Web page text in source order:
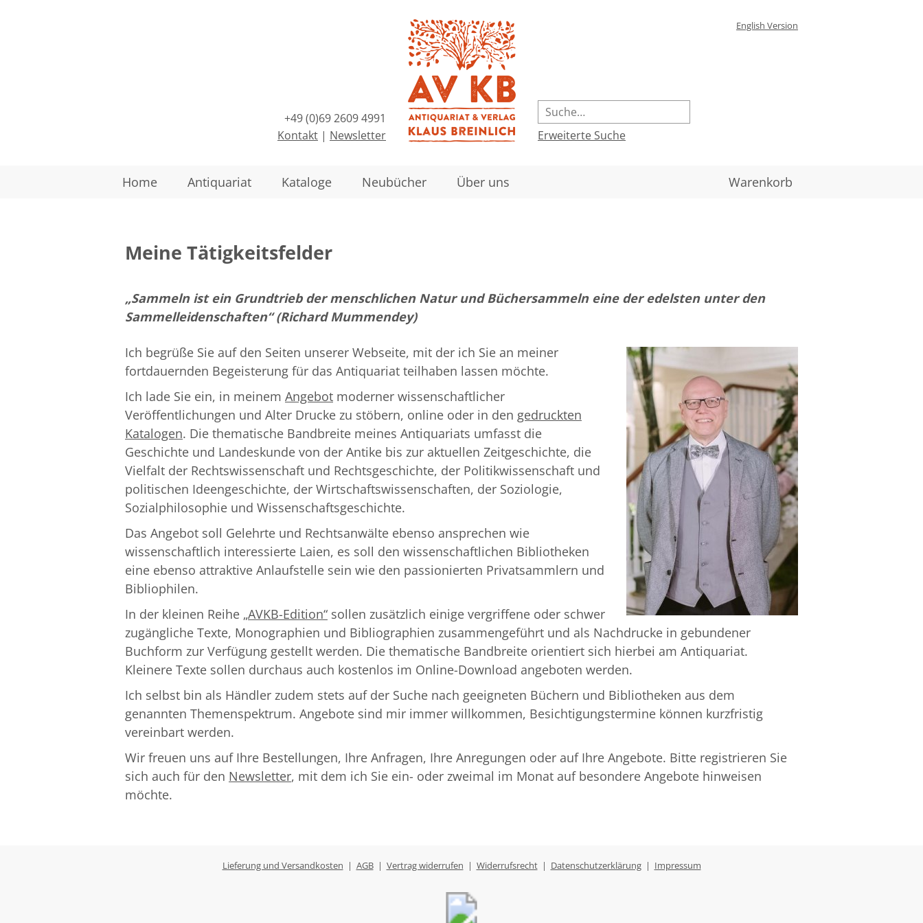
English Version
+49 (0)69 2609 4991
Kontakt | Newsletter Erweiterte Suche
Home Antiquariat Kataloge Neubücher Über uns Warenkorb
Meine Tätigkeitsfelder
„Sammeln ist ein Grundtrieb der menschlichen Natur und Büchersammeln eine der edelsten unter den
Sammelleidenschaften“ (Richard Mummendey)
Ich begrüße Sie auf den Seiten unserer Webseite, mit der ich Sie an meiner
fortdauernden Begeisterung für das Antiquariat teilhaben lassen möchte.
Ich lade Sie ein, in meinem Angebot moderner wissenschaftlicher
Veröffentlichungen und Alter Drucke zu stöbern, online oder in den gedruckten
Katalogen. Die thematische Bandbreite meines Antiquariats umfasst die
Geschichte und Landeskunde von der Antike bis zur aktuellen Zeitgeschichte, die
Vielfalt der Rechtswissenschaft und Rechtsgeschichte, der Politikwissenschaft und
politischen Ideengeschichte, der Wirtschaftswissenschaften, der Soziologie,
Sozialphilosophie und Wissenschaftsgeschichte.
Das Angebot soll Gelehrte und Rechtsanwälte ebenso ansprechen wie
wissenschaftlich interessierte Laien, es soll den wissenschaftlichen Bibliotheken
eine ebenso attraktive Anlaufstelle sein wie den passionierten Privatsammlern und
Bibliophilen.
In der kleinen Reihe „AVKB-Edition“ sollen zusätzlich einige vergriffene oder schwer
zugängliche Texte, Monographien und Bibliographien zusammengeführt und als Nachdrucke in gebundener
Buchform zur Verfügung gestellt werden. Die thematische Bandbreite orientiert sich hierbei am Antiquariat.
Kleinere Texte sollen durchaus auch kostenlos im Online-Download angeboten werden.
Ich selbst bin als Händler zudem stets auf der Suche nach geeigneten Büchern und Bibliotheken aus dem
genannten Themenspektrum. Angebote sind mir immer willkommen, Besichtigungstermine können kurzfristig
vereinbart werden.
Wir freuen uns auf Ihre Bestellungen, Ihre Anfragen, Ihre Anregungen oder auf Ihre Angebote. Bitte registrieren Sie
sich auch für den Newsletter, mit dem ich Sie ein- oder zweimal im Monat auf besondere Angebote hinweisen
möchte.
Lieferung und Versandkosten | AGB| Vertrag widerrufen | Widerrufsrecht| Datenschutzerklärung| Impressum